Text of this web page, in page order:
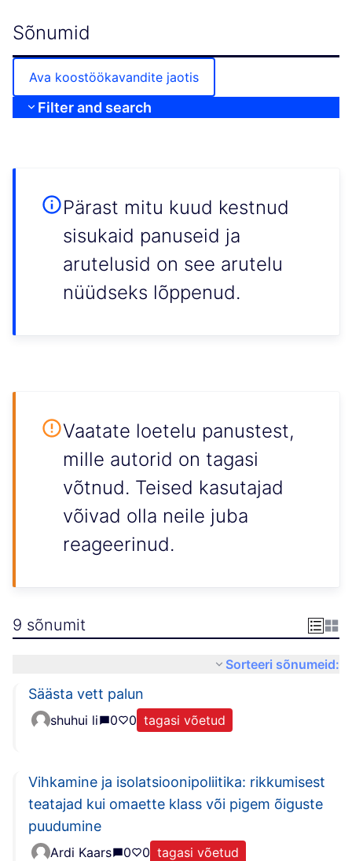
Sõnumid
Ava koostöökavandite jaotis
Filter and search
Pärast mitu kuud kestnud
sisukaid panuseid ja
arutelusid on see arutelu
nüüdseks lõppenud.
Vaatate loetelu panustest,
mille autorid on tagasi
võtnud. Teised kasutajad
võivad olla neile juba
reageerinud.
9 sõnumit
Sorteeri sõnumeid:
Säästa vett palun
shuhui li 0 0 tagasi võetud
Vihkamine ja isolatsioonipoliitika: rikkumisest
teatajad kui omaette klass või pigem õiguste
puudumine
Ardi Kaars 0 0 tagasi võetud